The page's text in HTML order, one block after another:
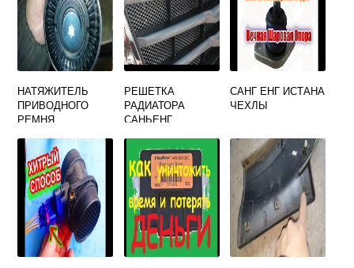
НАТЯЖИТЕЛЬ
ПРИВОДНОГО
РЕМНЯ
SSANGYONG
РЕШЕТКА
РАДИАТОРА
САНЬЕНГ
САНГ ЕНГ ИСТАНА
ЧЕХЛЫ